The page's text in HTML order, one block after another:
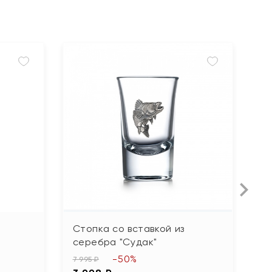
Стопка со вставкой из
серебра "Судак"
7 995 ₽ -50%